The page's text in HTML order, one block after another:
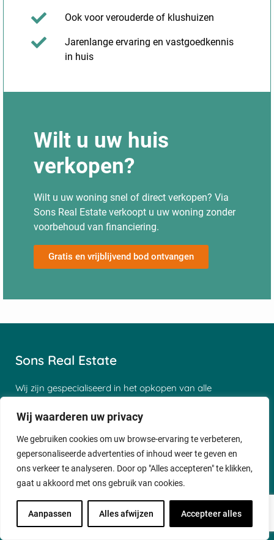
Wij waarderen uw privacy
We gebruiken cookies om uw browse-ervaring te verbeteren,
gepersonaliseerde advertenties of inhoud weer te geven en
ons verkeer te analyseren. Door op "Alles accepteren" te klikken,
gaat u akkoord met ons gebruik van cookies.
Aanpassen Alles afwijzen Accepteer alles
Ook voor verouderde of klushuizen
Jarenlange ervaring en vastgoedkennis
in huis
Wilt u uw huis
verkopen?
Wilt u uw woning snel of direct verkopen? Via
Sons Real Estate verkoopt u uw woning zonder
voorbehoud van financiering.
Gratis en vrijblijvend bod ontvangen
Sons Real Estate
Wij zijn gespecialiseerd in het opkopen van alle
verhuurde huizen en beleggingspanden op. U kunt
verouderde woningen aan ons verkopen. Meldt uw
woning direct aan voor een gratis & vrijblijvend bod
of waardebepaling. Echter kopen wij ook
bedrijfspanden op. Ook die kunt u bij ons
Waar kunnen wij u mee helpen?